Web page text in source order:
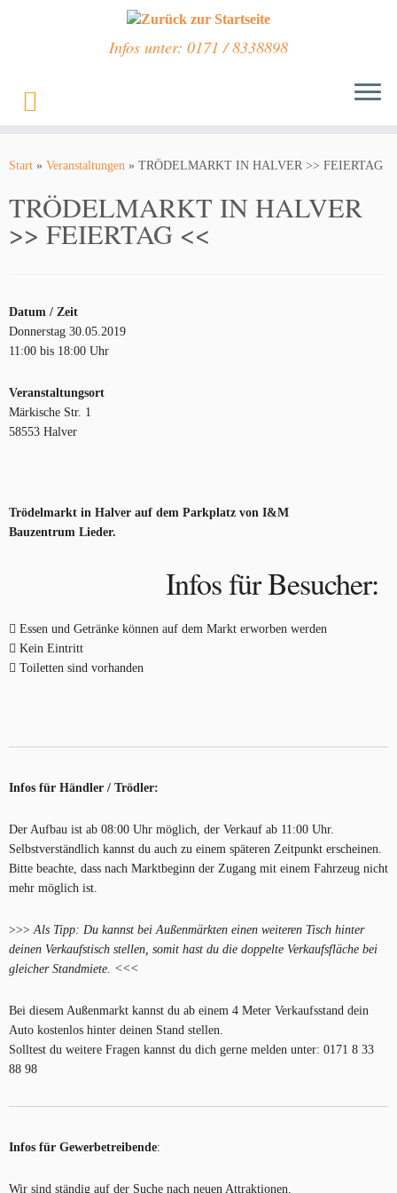
Inhalt
Infos unter: 0171 / 8338898
Start » Veranstaltungen » TRÖDELMARKT IN HALVER >> FEIERTAG
TRÖDELMARKT IN HALVER
>> FEIERTAG <<
Datum / Zeit
Donnerstag 30.05.2019
11:00 bis 18:00 Uhr
Veranstaltungsort
Märkische Str. 1
58553 Halver
Trödelmarkt in Halver auf dem Parkplatz von I&M
Bauzentrum Lieder.
Infos für Besucher:
Essen und Getränke können auf dem Markt erworben werden
Kein Eintritt
Toiletten sind vorhanden
Infos für Händler / Trödler:
Der Aufbau ist ab 08:00 Uhr möglich, der Verkauf ab 11:00 Uhr.
Selbstverständlich kannst du auch zu einem späteren Zeitpunkt erscheinen.
Bitte beachte, dass nach Marktbeginn der Zugang mit einem Fahrzeug nicht
mehr möglich ist.
>>>Als Tipp: Du kannst bei Außenmärkten einen weiteren Tisch hinter
deinen Verkaufstisch stellen, somit hast du die doppelte Verkaufsfläche bei
gleicher Standmiete. <<<
Bei diesem Außenmarkt kannst du ab einem 4 Meter Verkaufsstand dein
Auto kostenlos hinter deinen Stand stellen.
Solltest du weitere Fragen kannst du dich gerne melden unter: 0171 8 33
88 98
Infos für Gewerbetreibende:
Wir sind ständig auf der Suche nach neuen Attraktionen.